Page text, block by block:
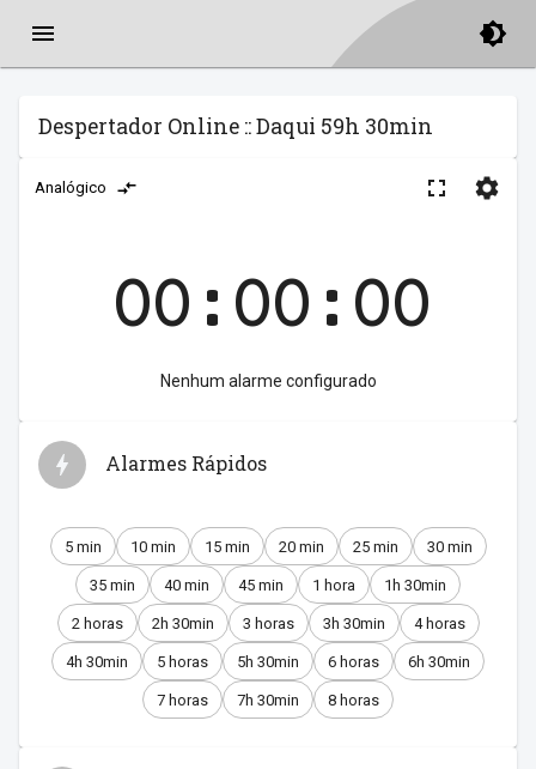
Despertador Online :: Daqui 59h 30min
Analógico
00:00:00
Nenhum alarme configurado
Alarmes Rápidos
5 min 10 min 15 min 20 min 25 min 30 min
35 min 40 min 45 min 1 hora 1h 30min
2 horas 2h 30min 3 horas 3h 30min 4 horas
4h 30min 5 horas 5h 30min 6 horas 6h 30min
7 horas 7h 30min 8 horas